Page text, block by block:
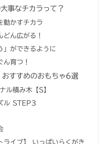
事なチカラって？
動かすチカラ
ん広がる！
」ができるように
ん育つ！
すすめのおもちゃ6選
ル積み木【S】
ル STEP3
ライブ】 いっぱいらくがき